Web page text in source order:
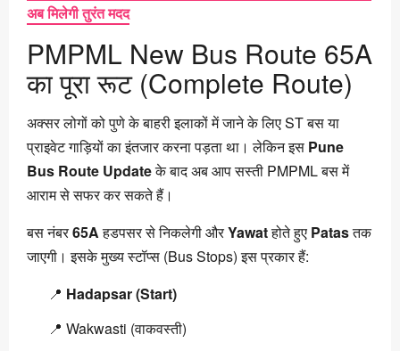
अब मिलेगी तुरंत मदद
PMPML New Bus Route 65A
का पूरा रूट (Complete Route)
अक्सर लोगों को पुणे के बाहरी इलाकों में जाने के लिए ST बस या
प्राइवेट गाड़ियों का इंतजार करना पड़ता था। लेकिन इस Pune
Bus Route Updateके बाद अब आप सस्ती PMPML बस में
आराम से सफर कर सकते हैं।
बस नंबर65Aहडपसर से निकलेगी औरYawatहोते हुए Patasतक
जाएगी। इसके मुख्य स्टॉप्स (Bus Stops) इस प्रकार हैं:
📍 Hadapsar (Start)
📍 Wakwasti (वाकवस्ती)